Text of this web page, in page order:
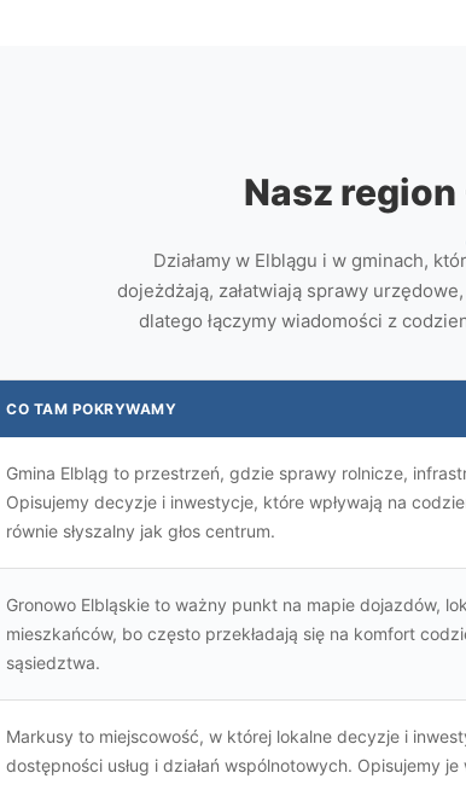
Nasz
Działamy w Elblągu i w gminach,
dojeżdżają, załatwiają sprawy
dlatego łączymy wiadomości z
CO TAM POKRYWAMY
Gmina Elbląg to przestrzeń, gdzie sprawy rolnicze,
Opisujemy decyzje i inwestycje, które wpływają na
równie słyszalny jak głos centrum.
Gronowo Elbląskie to ważny punkt na mapie dojazdów,
mieszkańców, bo często przekładają się na komfort
sąsiedztwa.
Markusy to miejscowość, w której lokalne decyzje i
dostępności usług i działań wspólnotowych. Opisujemy